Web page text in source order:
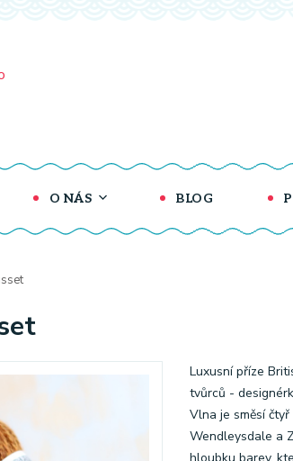
O NÁS BLOG
Luxusní příze
tvůrců -
Vlna je směsí
Wendleysdale a